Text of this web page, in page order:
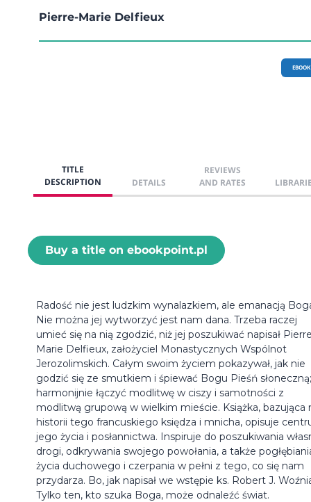
Pierre-Marie Delfieux
EBOOK
TITLE
DESCRIPTION
DETAILS
REVIEWS
AND RATES
Buy a title on ebookpoint.pl
Radość nie jest ludzkim wynalazkiem, ale emanacją
Nie można jej wytworzyć jest nam dana. Trzeba raczej
umieć się na nią zgodzić, niż jej poszukiwać napisał
Marie Delfieux, założyciel Monastycznych Wspólnot
Jerozolimskich. Całym swoim życiem pokazywał, jak nie
godzić się ze smutkiem i śpiewać Bogu Pieśń
harmonijnie łączyć modlitwę w ciszy i samotności z
modlitwą grupową w wielkim mieście. Książka, bazująca
historii tego francuskiego księdza i mnicha, opisuje
jego życia i posłannictwa. Inspiruje do poszukiwania
drogi, odkrywania swojego powołania, a także
życia duchowego i czerpania w pełni z tego, co się nam
przydarza. Bo, jak napisał we wstępie ks. Robert J.
Tylko ten, kto szuka Boga, może odnaleźć świat.